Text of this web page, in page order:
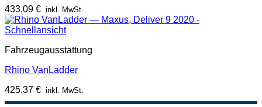
433,09 € inkl. MwSt.
Schnellansicht
Fahrzeugausstattung
Rhino VanLadder
425,37 € inkl. MwSt.